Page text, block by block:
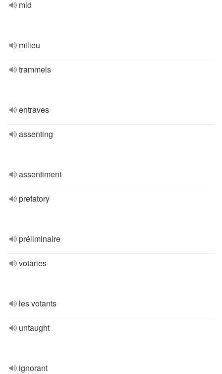
mid
milieu
trammels
entraves
assenting
assentiment
prefatory
préliminaire
votaries
les votants
untaught
ignorant